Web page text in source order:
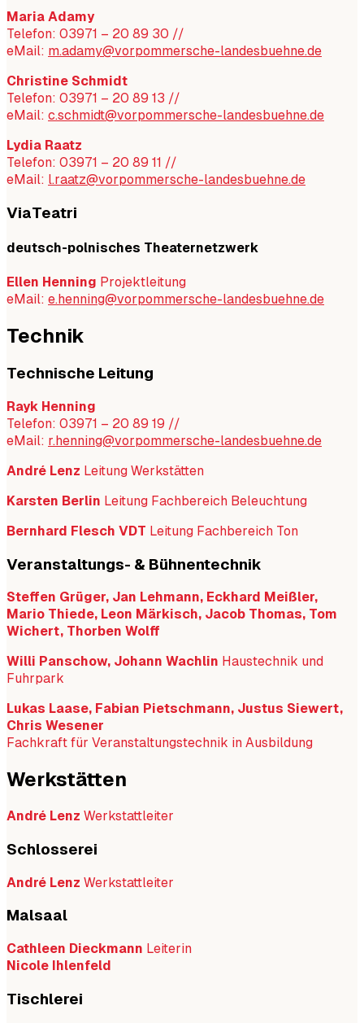
Maria Adamy
Telefon: 03971 – 20 89 30 //
eMail: m.adamy@vorpommersche-landesbuehne.de
Christine Schmidt
Telefon: 03971 – 20 89 13 //
eMail: c.schmidt@vorpommersche-landesbuehne.de
Lydia Raatz
Telefon: 03971 – 20 89 11 //
eMail: l.raatz@vorpommersche-landesbuehne.de
ViaTeatri
deutsch-polnisches Theaternetzwerk
Ellen Henning Projektleitung
eMail: e.henning@vorpommersche-landesbuehne.de
Technik
Technische Leitung
Rayk Henning
Telefon: 03971 – 20 89 19 //
eMail: r.henning@vorpommersche-landesbuehne.de
André Lenz Leitung Werkstätten
Karsten Berlin Leitung Fachbereich Beleuchtung
Bernhard Flesch VDT Leitung Fachbereich Ton
Veranstaltungs- & Bühnentechnik
Steffen Grüger, Jan Lehmann, Eckhard Meißler,
Mario Thiede, Leon Märkisch, Jacob Thomas, Tom
Wichert, Thorben Wolff
Willi Panschow, Johann Wachlin Haustechnik und
Fuhrpark
Lukas Laase, Fabian Pietschmann, Justus Siewert,
Chris Wesener
Fachkraft für Veranstaltungstechnik in Ausbildung
Werkstätten
André Lenz Werkstattleiter
Schlosserei
André Lenz Werkstattleiter
Malsaal
Cathleen Dieckmann Leiterin
Nicole Ihlenfeld
Tischlerei